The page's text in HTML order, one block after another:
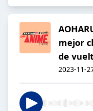
mejor
de
2023-11-